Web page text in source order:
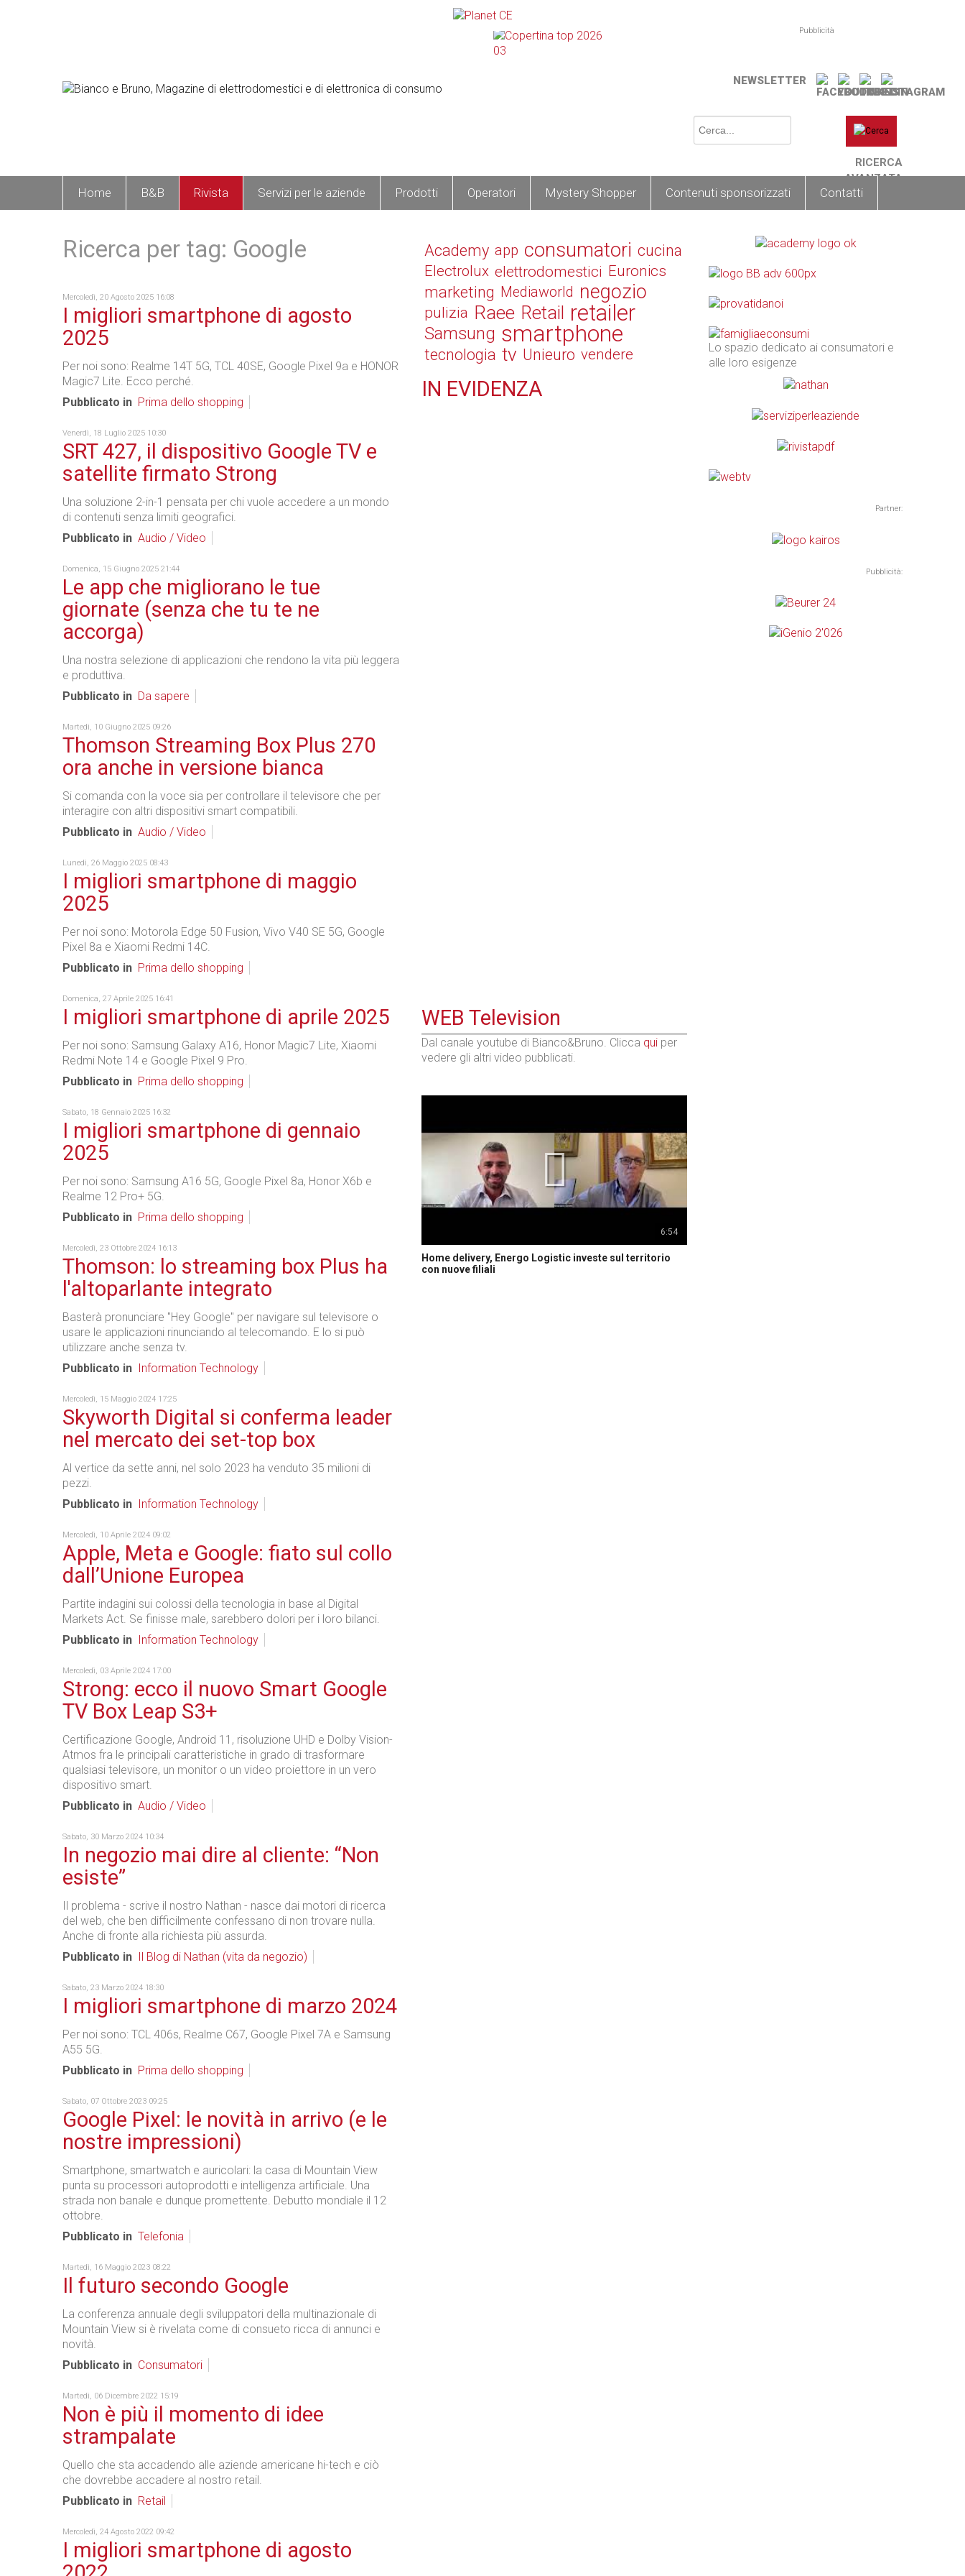
Pubblicità
NEWSLETTER
RICERCA
AVANZATA
Home B&B Rivista Servizi per le aziende Prodotti Operatori Mystery Shopper Contenuti sponsorizzati Contatti
Ricerca per tag: Google
Mercoledì, 20 Agosto 2025 16:08
I migliori smartphone di agosto
2025
Per noi sono: Realme 14T 5G, TCL 40SE, Google Pixel 9a e HONOR
Magic7 Lite. Ecco perché.
Pubblicato in Prima dello shopping
Venerdì, 18 Luglio 2025 10:30
SRT 427, il dispositivo Google TV e
satellite firmato Strong
Una soluzione 2-in-1 pensata per chi vuole accedere a un mondo
di contenuti senza limiti geografici.
Pubblicato in Audio / Video
Domenica, 15 Giugno 2025 21:44
Le app che migliorano le tue
giornate (senza che tu te ne
accorga)
Una nostra selezione di applicazioni che rendono la vita più leggera
e produttiva.
Pubblicato in Da sapere
Martedì, 10 Giugno 2025 09:26
Thomson Streaming Box Plus 270
ora anche in versione bianca
Si comanda con la voce sia per controllare il televisore che per
interagire con altri dispositivi smart compatibili.
Pubblicato in Audio / Video
Lunedì, 26 Maggio 2025 08:43
I migliori smartphone di maggio
2025
Per noi sono: Motorola Edge 50 Fusion, Vivo V40 SE 5G, Google
Pixel 8a e Xiaomi Redmi 14C.
Pubblicato in Prima dello shopping
Domenica, 27 Aprile 2025 16:41
I migliori smartphone di aprile 2025
Per noi sono: Samsung Galaxy A16, Honor Magic7 Lite, Xiaomi
Redmi Note 14 e Google Pixel 9 Pro.
Pubblicato in Prima dello shopping
Sabato, 18 Gennaio 2025 16:32
I migliori smartphone di gennaio
2025
Per noi sono: Samsung A16 5G, Google Pixel 8a, Honor X6b e
Realme 12 Pro+ 5G.
Pubblicato in Prima dello shopping
Mercoledì, 23 Ottobre 2024 16:13
Thomson: lo streaming box Plus ha
l'altoparlante integrato
Basterà pronunciare "Hey Google" per navigare sul televisore o
usare le applicazioni rinunciando al telecomando. E lo si può
utilizzare anche senza tv.
Pubblicato in
Information Technology
Mercoledì, 15 Maggio 2024 17:25
Skyworth Digital si conferma leader
nel mercato dei set-top box
Al vertice da sette anni, nel solo 2023 ha venduto 35 milioni di
pezzi.
Pubblicato in
Information Technology
Mercoledì, 10 Aprile 2024 09:02
Apple, Meta e Google: fiato sul collo
dall’Unione Europea
Partite indagini sui colossi della tecnologia in base al Digital
Markets Act. Se finisse male, sarebbero dolori per i loro bilanci.
Pubblicato in
Information Technology
Mercoledì, 03 Aprile 2024 17:00
Strong: ecco il nuovo Smart Google
TV Box Leap S3+
Certificazione Google, Android 11, risoluzione UHD e Dolby Vision-
Atmos fra le principali caratteristiche in grado di trasformare
qualsiasi televisore, un monitor o un video proiettore in un vero
dispositivo smart.
Pubblicato in Audio / Video
Sabato, 30 Marzo 2024 10:34
In negozio mai dire al cliente: “Non
esiste”
Il problema - scrive il nostro Nathan - nasce dai motori di ricerca
del web, che ben difficilmente confessano di non trovare nulla.
Anche di fronte alla richiesta più assurda.
Pubblicato in
Il Blog di Nathan (vita da negozio)
Sabato, 23 Marzo 2024 18:30
I migliori smartphone di marzo 2024
Per noi sono: TCL 406s, Realme C67, Google Pixel 7A e Samsung
A55 5G.
Pubblicato in Prima dello shopping
Sabato, 07 Ottobre 2023 09:25
Google Pixel: le novità in arrivo (e le
nostre impressioni)
Smartphone, smartwatch e auricolari: la casa di Mountain View
punta su processori autoprodotti e intelligenza artificiale. Una
strada non banale e dunque promettente. Debutto mondiale il 12
ottobre.
Pubblicato in Telefonia
Martedì, 16 Maggio 2023 08:22
Il futuro secondo Google
La conferenza annuale degli sviluppatori della multinazionale di
Mountain View si è rivelata come di consueto ricca di annunci e
novità.
Pubblicato in Consumatori
Martedì, 06 Dicembre 2022 15:19
Non è più il momento di idee
strampalate
Quello che sta accadendo alle aziende americane hi-tech e ciò
che dovrebbe accadere al nostro retail.
Pubblicato in Retail
Mercoledì, 24 Agosto 2022 09:42
I migliori smartphone di agosto
Academy app consumatori cucina
Electrolux elettrodomestici Euronics
marketing Mediaworld negozio
pulizia Raee Retail retailer
Samsung smartphone
tecnologia tv Unieuro vendere
IN EVIDENZA
WEB Television
Dal canale youtube di Bianco&Bruno. Clicca qui per
vedere gli altri video pubblicati.
6:54
Home delivery, Energo Logistic investe sul territorio
con nuove filiali
Lo spazio dedicato ai consumatori e
alle loro esigenze
Partner:
Pubblicità: